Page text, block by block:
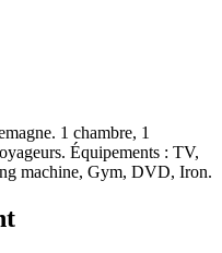
1 chambre, 1
Équipements : TV,
machine, Gym, DVD, Iron.